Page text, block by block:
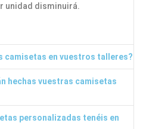
unidad disminuirá.
camisetas en vuestros talleres?
hechas vuestras camisetas
personalizadas tenéis en